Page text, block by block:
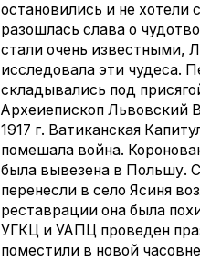
остановились и не хотели
разошлась слава о
стали очень известными,
исследовала эти чудеса.
складывались под
Археиепископ Львовский
1917 г. Ватиканская
помешала война.
была вывезена в Польшу.
перенесли в село Ясиня
реставрации она была
УГКЦ и УАПЦ проведен
поместили в новой